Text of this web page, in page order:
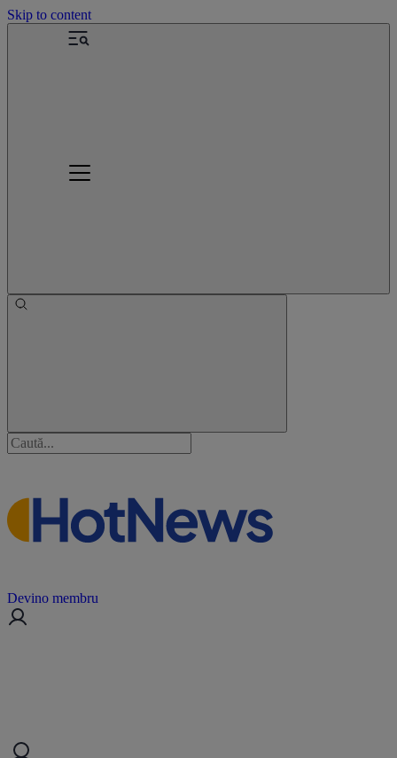
Skip to content
Devino membru